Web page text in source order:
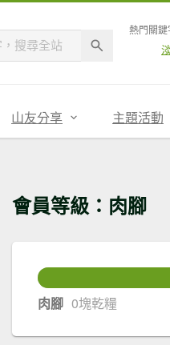
熱門關鍵
山友分享 主題活動
會員等級：肉腳
肉腳 0塊乾糧